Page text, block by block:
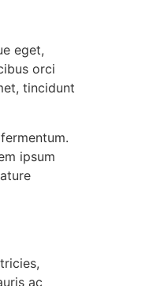
eget,
orci
tincidunt
ipsum
ac